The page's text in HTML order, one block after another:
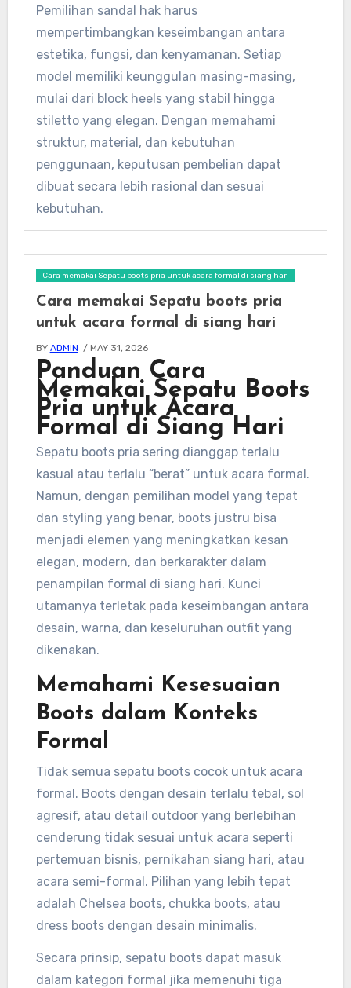
Pemilihan sandal hak harus
mempertimbangkan keseimbangan antara
estetika, fungsi, dan kenyamanan. Setiap
model memiliki keunggulan masing-masing,
mulai dari block heels yang stabil hingga
stiletto yang elegan. Dengan memahami
struktur, material, dan kebutuhan
penggunaan, keputusan pembelian dapat
dibuat secara lebih rasional dan sesuai
kebutuhan.
Cara memakai Sepatu boots pria untuk acara formal di siang hari
Cara memakai Sepatu boots pria
untuk acara formal di siang hari
BY ADMIN / MAY 31, 2026
Panduan Cara
Memakai Sepatu Boots
Pria untuk Acara
Formal di Siang Hari
Sepatu boots pria sering dianggap terlalu
kasual atau terlalu “berat” untuk acara formal.
Namun, dengan pemilihan model yang tepat
dan styling yang benar, boots justru bisa
menjadi elemen yang meningkatkan kesan
elegan, modern, dan berkarakter dalam
penampilan formal di siang hari. Kunci
utamanya terletak pada keseimbangan antara
desain, warna, dan keseluruhan outfit yang
dikenakan.
Memahami Kesesuaian
Boots dalam Konteks
Formal
Tidak semua sepatu boots cocok untuk acara
formal. Boots dengan desain terlalu tebal, sol
agresif, atau detail outdoor yang berlebihan
cenderung tidak sesuai untuk acara seperti
pertemuan bisnis, pernikahan siang hari, atau
acara semi-formal. Pilihan yang lebih tepat
adalah Chelsea boots, chukka boots, atau
dress boots dengan desain minimalis.
Secara prinsip, sepatu boots dapat masuk
dalam kategori formal jika memenuhi tiga